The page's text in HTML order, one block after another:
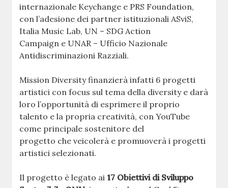
internazionale Keychange e PRS Foundation,
con l’adesione dei partner istituzionali ASviS,
Italia Music Lab, UN – SDG Action
Campaign e UNAR – Ufficio Nazionale
Antidiscriminazioni Razziali.
Mission Diversity finanzierà infatti 6 progetti
artistici con focus sul tema della diversity e darà
loro l’opportunità di esprimere il proprio
talento e la propria creatività, con YouTube
come principale sostenitore del
progetto che veicolerà e promuoverà i progetti
artistici selezionati.
Il progetto è legato ai 17 Obiettivi di Sviluppo